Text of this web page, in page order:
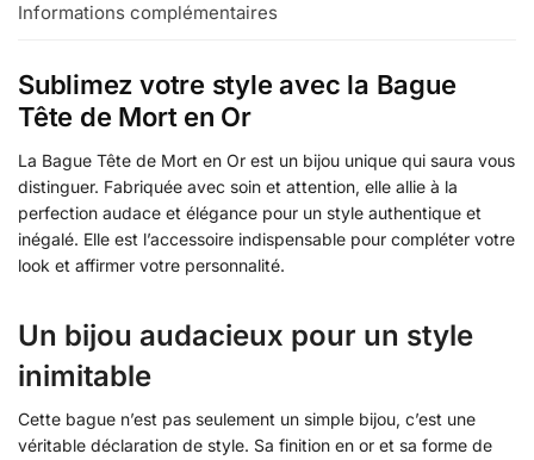
Informations complémentaires
Sublimez votre style avec la Bague
Tête de Mort en Or
La Bague Tête de Mort en Or est un bijou unique qui saura vous
distinguer. Fabriquée avec soin et attention, elle allie à la
perfection audace et élégance pour un style authentique et
inégalé. Elle est l’accessoire indispensable pour compléter votre
look et affirmer votre personnalité.
Un bijou audacieux pour un style
inimitable
Cette bague n’est pas seulement un simple bijou, c’est une
véritable déclaration de style. Sa finition en or et sa forme de